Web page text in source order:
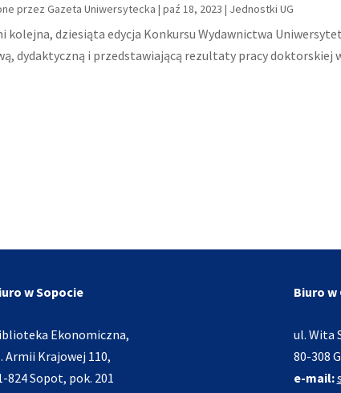
przezGazeta Uniwersytecka |paź 18, 2023 | Jednostki UG
kolejna, dziesiąta edycja Konkursu Wydawnictwa
dydaktyczną i przedstawiającą rezultaty pracy doktorskiej
w Sopocie
Ekonomiczna,
Armii Krajowej 110,
824 Sopot, pok. 201
Biuro w
ul. Wita
80-308
e-mail: